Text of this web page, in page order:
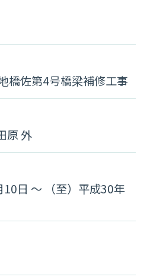
佐第4号橋梁補修工事
原 外
10日 〜 （至）平成30年